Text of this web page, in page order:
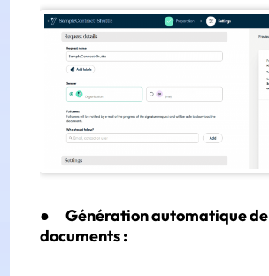
● Génération automatique de
documents :